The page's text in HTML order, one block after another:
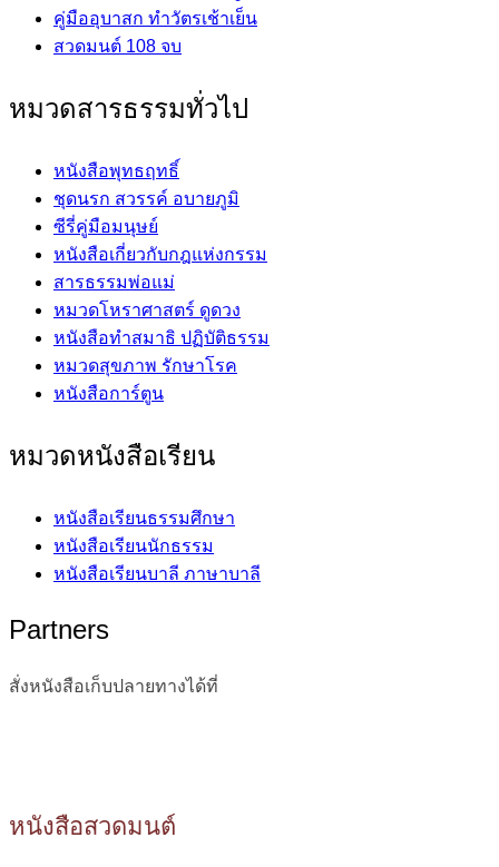
คู่มืออุบาสก ทำวัตรเช้าเย็น
สวดมนต์ 108 จบ
หมวดสารธรรมทั่วไป
หนังสือพุทธฤทธิ์
ชุดนรก สวรรค์ อบายภูมิ
ซีรี่คู่มือมนุษย์
หนังสือเกี่ยวกับกฎแห่งกรรม
สารธรรมพ่อแม่
หมวดโหราศาสตร์ ดูดวง
หนังสือทำสมาธิ ปฏิบัติธรรม
หมวดสุขภาพ รักษาโรค
หนังสือการ์ตูน
หมวดหนังสือเรียน
หนังสือเรียนธรรมศึกษา
หนังสือเรียนนักธรรม
หนังสือเรียนบาลี ภาษาบาลี
Partners
สั่งหนังสือเก็บปลายทางได้ที่
หนังสือสวดมนต์